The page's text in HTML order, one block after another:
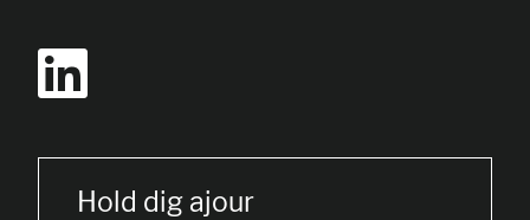
Hold dig ajour